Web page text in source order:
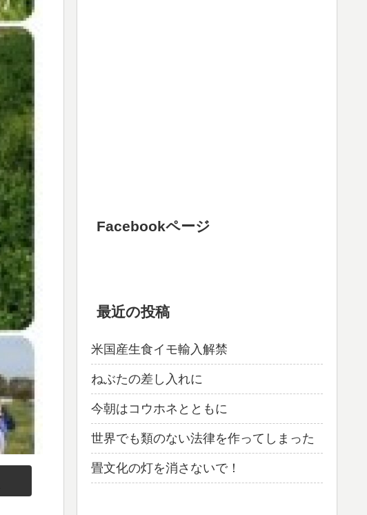
Facebookページ
最近の投稿
米国産生食イモ輸入解禁
ねぶたの差し入れに
今朝はコウホネとともに
世界でも類のない法律を作ってしまった
畳文化の灯を消さないで！